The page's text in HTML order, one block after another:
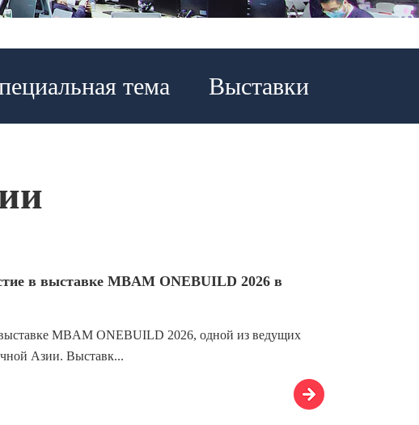
тема Выставки
в выставке MBAM ONEBUILD 2026 в
MBAM ONEBUILD 2026, одной из ведущих
Азии. Выставк...